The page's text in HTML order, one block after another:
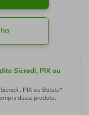
Sicredi, PIX ou
, PIX ou Boleto*
deste produto.